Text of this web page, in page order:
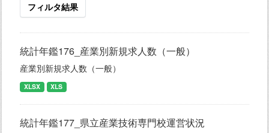
フィルタ結果
統計年鑑176_産業別新規求人数（一般）
産業別新規求人数（一般）
XLSX XLS
統計年鑑177_県立産業技術専門校運営状況